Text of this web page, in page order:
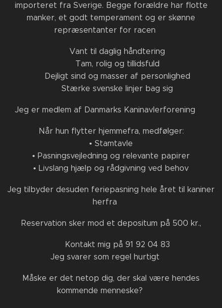
importeret fra Sverige. Begge forældre har flotte
manker, et godt temperament og er skønne
repræsentanter for racen 🖤
✔ Vant til daglig håndtering
✔ Tam, rolig og tillidsfuld
✔ Dejligt sind og masser af personlighed
✔ Stærke svenske linjer bag sig
Jeg er medlem af Danmarks Kaninavlerforening 🐇
Når hun flytter hjemmefra, medfølger:
• Stamtavle
• Pasningsvejledning og relevante papirer
• Livslang hjælp og rådgivning ved behov
Jeg tilbyder desuden feriepasning hele året til kaniner
herfra 🌿
Reservation sker mod et depositum på 500 kr.,
📩 Kontakt mig på 91 92 04 83
Jeg svarer som regel hurtigt 🌟
Måske er det netop dig, der skal være hendes
kommende menneske? 🖤🐰